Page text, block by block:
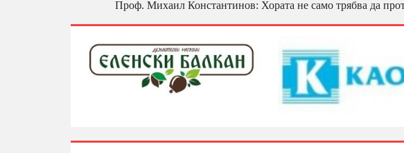
Проф. Михаил Константинов: Хората не само трябва да